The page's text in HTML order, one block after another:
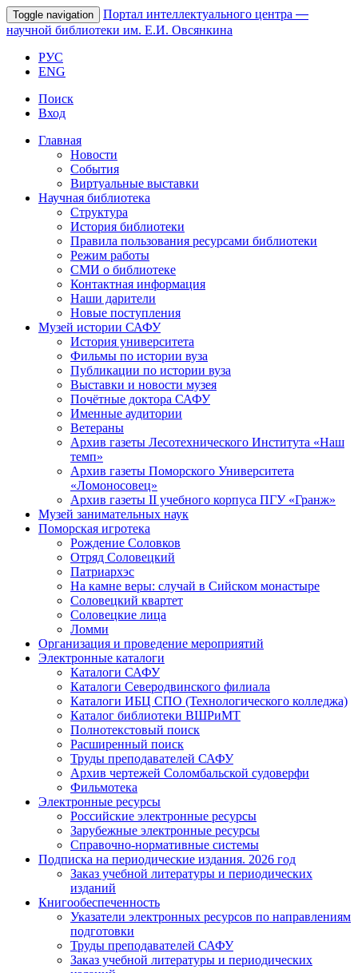
Toggle navigation Портал интеллектуального центра —
научной библиотеки им. Е.И. Овсянкина
РУС
ENG
Поиск
Вход
Главная
Новости
События
Виртуальные выставки
Научная библиотека
Структура
История библиотеки
Правила пользования ресурсами библиотеки
Режим работы
СМИ о библиотеке
Контактная информация
Наши дарители
Новые поступления
Музей истории САФУ
История университета
Фильмы по истории вуза
Публикации по истории вуза
Выставки и новости музея
Почётные доктора САФУ
Именные аудитории
Ветераны
Архив газеты Лесотехнического Института «Наш
темп»
Архив газеты Поморского Университета
«Ломоносовец»
Архив газеты II учебного корпуса ПГУ «Гранж»
Музей занимательных наук
Поморская игротека
Рождение Соловков
Отряд Соловецкий
Патриархэс
На камне веры: случай в Сийском монастыре
Соловецкий квартет
Соловецкие лица
Ломми
Организация и проведение мероприятий
Электронные каталоги
Каталоги САФУ
Каталоги Северодвинского филиала
Каталоги ИБЦ СПО (Технологического колледжа)
Каталог библиотеки ВШРиМТ
Полнотекстовый поиск
Расширенный поиск
Труды преподавателей САФУ
Архив чертежей Соломбальской судоверфи
Фильмотека
Электронные ресурсы
Российские электронные ресурсы
Зарубежные электронные ресурсы
Справочно-нормативные системы
Подписка на периодические издания. 2026 год
Заказ учебной литературы и периодических
изданий
Книгообеспеченность
Указатели электронных ресурсов по направлениям
подготовки
Труды преподавателей САФУ
Заказ учебной литературы и периодических